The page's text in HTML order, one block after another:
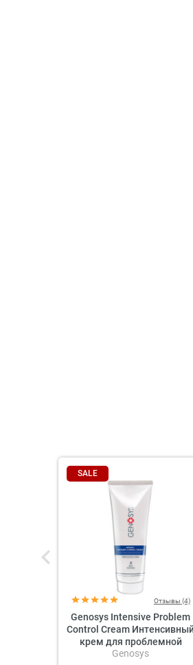
SALE
Отзывы (4)
Genosys Intensive Problem
Control Cream
крем для проблемной
кожи
Genosys